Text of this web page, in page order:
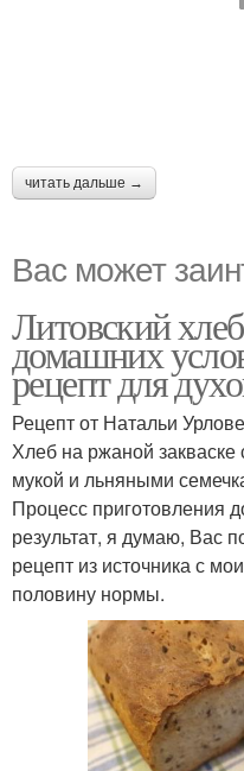
читать дальше →
Вас может
Литовский
домашних
рецепт для
Рецепт от Натальи
Хлеб на ржаной
мукой и льняными
Процесс приготовления
результат, я думаю, Вас
рецепт из источника с
половину нормы.